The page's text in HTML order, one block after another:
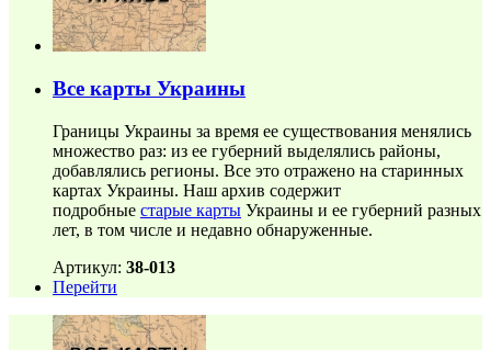
Все карты Украины
Границы Украины за время ее существования менялись
множество раз: из ее губерний выделялись районы,
добавлялись регионы. Все это отражено на старинных
картах Украины. Наш архив содержит
подробные старые карты Украины и ее губерний разных
лет, в том числе и недавно обнаруженные.
Артикул: 38-013
Перейти